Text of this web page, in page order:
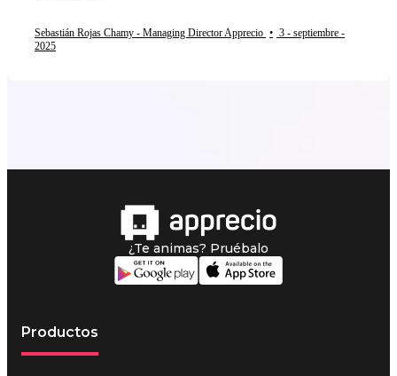
Sebastián Rojas Chamy - Managing Director Apprecio • 3 - septiembre -
2025
¿Te animas? Pruébalo
Productos